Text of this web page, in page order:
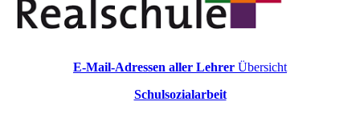
E-Mail-Adressen aller Lehrer Übersicht
Schulsozialarbeit